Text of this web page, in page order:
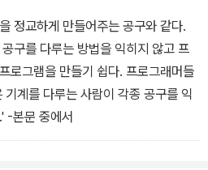
정교하게 만들어주는 공구와 같다.
구를 다루는 방법을 익히지 않고 프
로그램을 만들기 쉽다. 프로그래머들
계를 다루는 사람이 각종 공구를 익
-본문 중에서